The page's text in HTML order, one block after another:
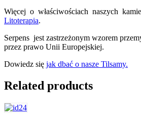
Więcej o właściwościach naszych
Litoterapia.
Serpens jest zastrzeżonym wzorem
przez prawo Unii Europejskiej.
Dowiedz się jak dbać o nasze Tilsamy.
Related products